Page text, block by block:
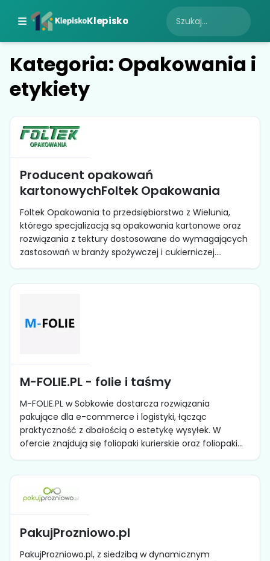
Klepisko
Kategoria: Opakowania i
etykiety
Producent opakowań
kartonowychFoltek Opakowania
Foltek Opakowania to przedsiębiorstwo z Wielunia,
którego specjalizacją są opakowania kartonowe oraz
rozwiązania z tektury dostosowane do wymagających
zastosowań w branży spożywczej i cukierniczej....
M-FOLIE.PL - folie i taśmy
M-FOLIE.PL w Sobkowie dostarcza rozwiązania
pakujące dla e-commerce i logistyki, łącząc
praktyczność z dbałością o estetykę wysyłek. W
ofercie znajdują się foliopaki kurierskie oraz foliopaki...
PakujProzniowo.pl
PakujProzniowo.pl, z siedzibą w dynamicznym